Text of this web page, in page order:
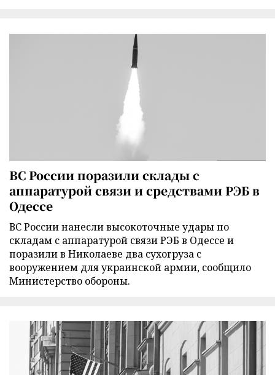
ВС России поразили склады с
аппаратурой связи и средствами РЭБ в
Одессе
ВС России нанесли высокоточные удары по
складам с аппаратурой связи РЭБ в Одессе и
поразили в Николаеве два сухогруза с
вооружением для украинской армии, сообщило
Министерство обороны.